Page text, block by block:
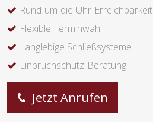
Rund-um-die-Uhr-Erreichbarkeit
Flexible Terminwahl
Langlebige Schließsysteme
Einbruchschutz-Beratung
Jetzt Anrufen